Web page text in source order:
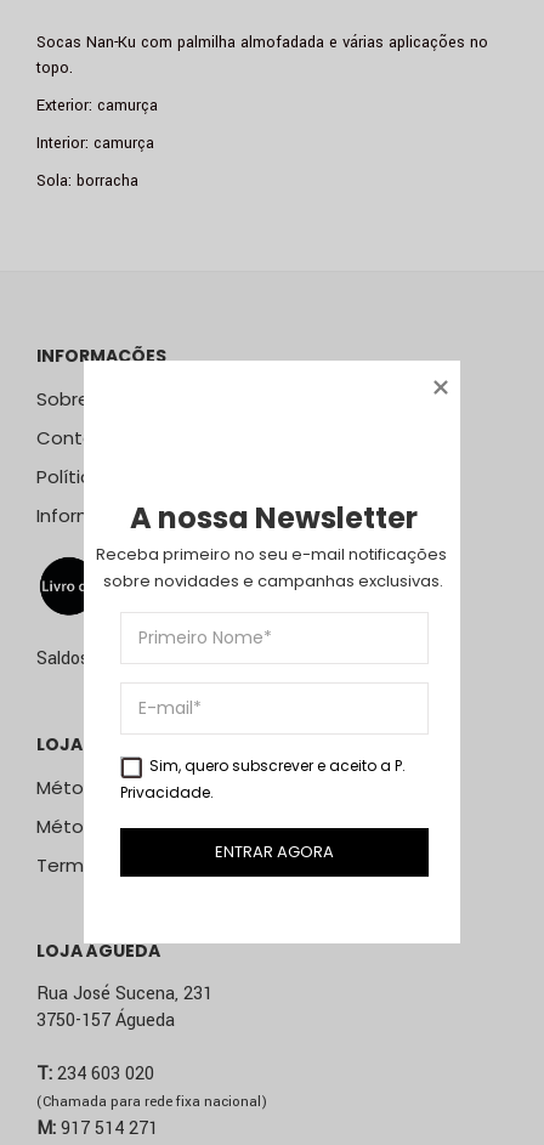
Socas Nan-Ku com palmilha almofadada e várias aplicações no
topo.
Exterior: camurça
Interior: camurça
Sola: borracha
INFORMAÇÕES
Sobre Nós
Contactos
Política de Privacidade
Informação Resolução Litígios
Saldos de 15 de julho a 15 de setembro de 2026
LOJA ONLINE
Métodos e Custos de Envio
Métodos de Pagamento
Termos & Condições
LOJA ÁGUEDA
Rua José Sucena, 231
3750-157 Águeda
T:234 603 020
(Chamada para rede fixa nacional)
M:917 514 271
A nossa Newsletter
Receba primeiro no seu e-mail notificações
sobre novidades e campanhas exclusivas.
Sim, quero subscrever e aceito a P.
Privacidade.
ENTRAR AGORA